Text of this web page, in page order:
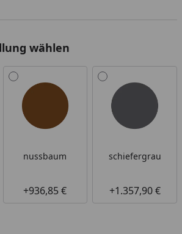
wählen
nussbaum
+936,85 €
schiefergrau
+1.357,90 €